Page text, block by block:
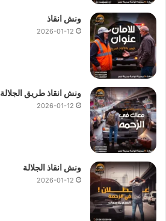
ونش انقاذ
2026-01-12
ونش انقاذ طريق الجلالة
2026-01-12
ونش انقاذ الجلالة
2026-01-12